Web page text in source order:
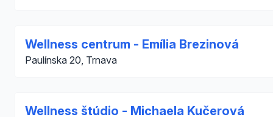
Wellness centrum - Emília Brezinová
Paulínska 20, Trnava
Wellness štúdio - Michaela Kučerová